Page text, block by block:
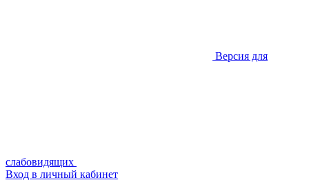
Версия для
слабовидящих
Вход в личный кабинет